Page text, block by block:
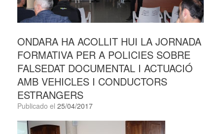
ONDARA HA ACOLLIT HUI LA JORNADA
FORMATIVA PER A POLICIES SOBRE
FALSEDAT DOCUMENTAL I ACTUACIÓ
AMB VEHICLES I CONDUCTORS
ESTRANGERS
Publicado el 25/04/2017